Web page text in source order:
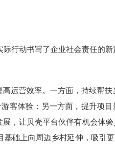
行动书写了企业社会责任的新
营效率。一方面，持续帮扶
客体验；另一方面，提升项
，让贝壳平台伙伴有机会体
础上向周边乡村延伸，吸引